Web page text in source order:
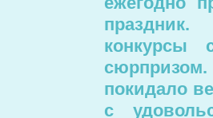
праздник.
конкурсы
покидало
с